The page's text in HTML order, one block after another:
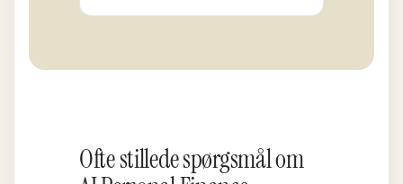
Ofte stillede spørgsmål om